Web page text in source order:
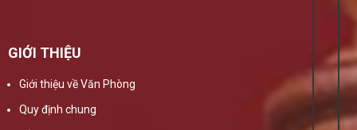
GIỚI THIỆU
Giới thiệu về Văn Phòng
Quy định chung